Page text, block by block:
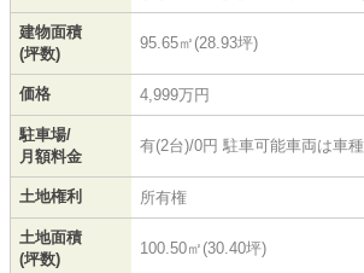
建物面積
(坪数)
95.65㎡(28.93坪)
価格 4,999万円
駐車場/
月額料金
有(2台)/0円 駐車可能車両は車種
土地権利 所有権
土地面積
(坪数)
100.50㎡(30.40坪)